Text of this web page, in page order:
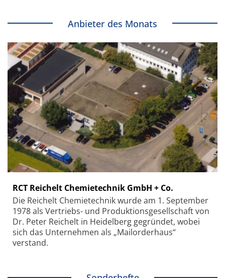
Anbieter des Monats
RCT Reichelt Chemietechnik GmbH + Co.
Die Reichelt Chemietechnik wurde am 1. September
1978 als Vertriebs- und Produktionsgesellschaft von
Dr. Peter Reichelt in Heidelberg gegründet, wobei
sich das Unternehmen als „Mailorderhaus“
verstand.